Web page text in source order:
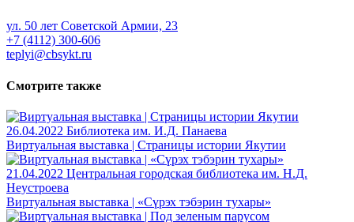
ул. 50 лет Советской Армии, 23
+7 (4112) 300-606
teplyi@cbsykt.ru
Смотрите также
26.04.2022 Библиотека им. И.Д. Панаева
Виртуальная выставка | Страницы истории Якутии
21.04.2022 Центральная городская библиотека им. Н.Д.
Неустроева
Виртуальная выставка | «Сүрэх тэбэрин тухары»